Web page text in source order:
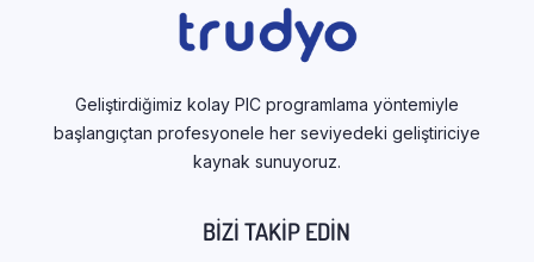
Geliştirdiğimiz kolay PIC programlama yöntemiyle
başlangıçtan profesyonele her seviyedeki geliştiriciye
kaynak sunuyoruz.
BIZI TAKIP EDIN